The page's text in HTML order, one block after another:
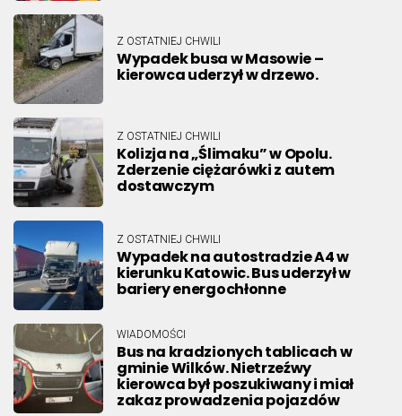
Z OSTATNIEJ CHWILI
Wypadek busa w Masowie –
kierowca uderzył w drzewo.
Z OSTATNIEJ CHWILI
Kolizja na „Ślimaku” w Opolu.
Zderzenie ciężarówki z autem
dostawczym
Z OSTATNIEJ CHWILI
Wypadek na autostradzie A4 w
kierunku Katowic. Bus uderzył w
bariery energochłonne
WIADOMOŚCI
Bus na kradzionych tablicach w
gminie Wilków. Nietrzeźwy
kierowca był poszukiwany i miał
zakaz prowadzenia pojazdów